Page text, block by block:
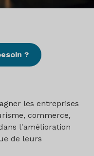
?
les entreprises
commerce,
l'amélioration
de leurs